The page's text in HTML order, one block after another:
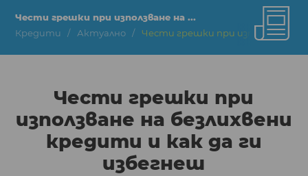
Чести грешки при използване на ...
Кредити Актуално Чести грешки при използване
Чести грешки при
използване на безлихвени
кредити и как да ги
избегнеш